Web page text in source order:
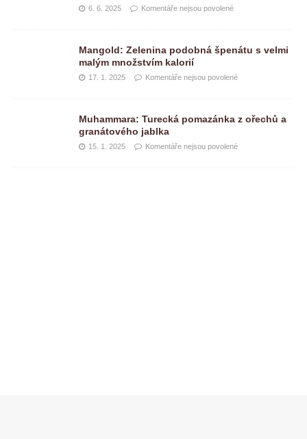
6. 6. 2025 Komentáře nejsou povolené
Mangold: Zelenina podobná špenátu s velmi
malým množstvím kalorií
17. 1. 2025 Komentáře nejsou povolené
Muhammara: Turecká pomazánka z ořechů a
granátového jablka
15. 1. 2025 Komentáře nejsou povolené